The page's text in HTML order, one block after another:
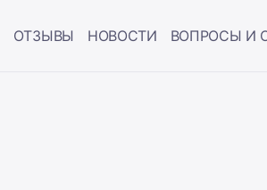
ОТЗЫВЫ НОВОСТИ ВОПРОСЫ И